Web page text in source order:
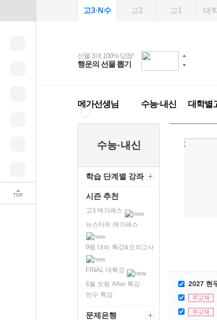
TOP
고3·N수 고2 고1 대
선물 3개 100% 당첨!
행운의 선물 뽑기
선물 100% 증정!
메가스터디 X 올리
여름방학 스터디 캐시
백
2027 러셀 단과
강사 공개선발
스마트러닝앱
설문 EVENT
메가패스
3일 무료 체험권
메가패스 수강생 무료
혜택!
사회공헌 캠페인
희망이룸 메가나눔
메가선생님 수능·내신 대학별
수능·내신
학습 단계별 강좌
시즌 추천
고3 메가패스
뉴스타트 메가패스
9평 대비 특강&모의고사
FINAL 대특강
6월 모평 After 특강
반수 특강
문제은행
2027 현
주교재
주교재